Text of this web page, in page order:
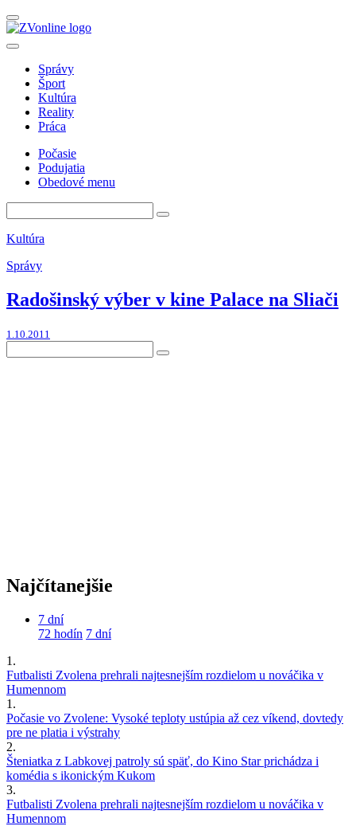
Správy
Šport
Kultúra
Reality
Práca
Počasie
Podujatia
Obedové menu
Kultúra
Správy
Radošinský výber v kine Palace na Sliači
1.10.2011
Najčítanejšie
7 dní
72 hodín 7 dní
1.
Futbalisti Zvolena prehrali najtesnejším rozdielom u nováčika v
Humennom
1.
Počasie vo Zvolene: Vysoké teploty ustúpia až cez víkend, dovtedy
pre ne platia i výstrahy
2.
Šteniatka z Labkovej patroly sú späť, do Kino Star prichádza i
komédia s ikonickým Kukom
3.
Futbalisti Zvolena prehrali najtesnejším rozdielom u nováčika v
Humennom